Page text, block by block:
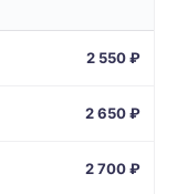
2 550 ₽
2 650 ₽
2 700 ₽